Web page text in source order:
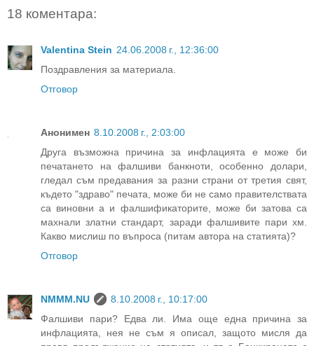
18 коментара:
Valentina Stein 24.06.2008 г., 12:36:00
Поздравления за материала.
Отговор
Анонимен 8.10.2008 г., 2:03:00
Друга възможна причина за инфлацията е може би
печатането на фалшиви банкноти, особенно долари,
гледал съм предавания за разни страни от третия свят,
където "здраво" печата, може би не само правителствата
са виновни а и фалшификаторите, може би затова са
махнали златни стандарт, заради фалшивите пари хм.
Какво мислиш по въпроса (питам автора на статията)?
Отговор
NMMM.NU
8.10.2008 г., 10:17:00
Фалшиви пари? Едва ли. Има още една причина за
инфлацията, нея не съм я описал, защото мисля да